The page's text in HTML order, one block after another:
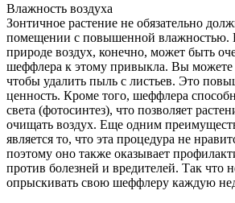
Влажность воздуха
Зонтичное растение не обязательно
помещении с повышенной влажностью.
природе воздух, конечно, может быть
шеффлера к этому привыкла. Вы можете
чтобы удалить пыль с листьев. Это
ценность. Кроме того, шеффлера
света (фотосинтез), что позволяет
очищать воздух. Еще одним
является то, что эта процедура не
поэтому оно также оказывает
против болезней и вредителей. Так что
опрыскивать свою шеффлеру каждую